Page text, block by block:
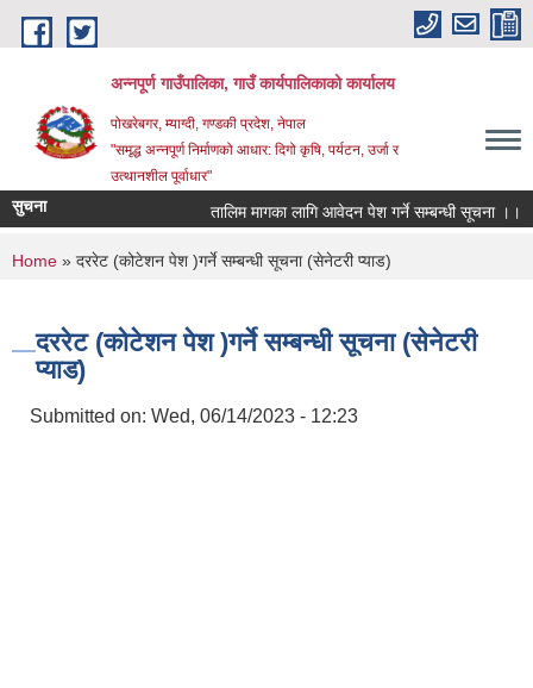
Skip to main content
अन्‍नपूर्ण गाउँपालिका, गाउँ कार्यपालिकाको कार्यालय
पोखरेबगर, म्याग्दी, गण्डकी प्रदेश, नेपाल
"समृद्ध अन्‍नपूर्ण निर्माणको आधार: दिगो कृषि, पर्यटन, उर्जा र
उत्थानशील पूर्वाधार"
सुचना तालिम मागका लागि आवेदन पेश गर्ने सम्बन्धी सूचना ।।
You are here
Home » दररेट (कोटेशन पेश )गर्ने सम्बन्धी सूचना (सेनेटरी प्याड)
दररेट (कोटेशन पेश )गर्ने सम्बन्धी सूचना (सेनेटरी
प्याड)
Submitted on: Wed, 06/14/2023 - 12:23